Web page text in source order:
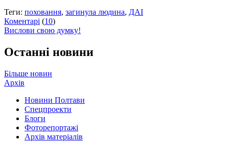
Теги: поховання, загинула людина, ДАІ
Коментарі (10)
Вислови свою думку!
Останні новини
Більше новин
Архів
Новини Полтави
Спецпроекти
Блоги
Фоторепортажі
Архів матеріалів